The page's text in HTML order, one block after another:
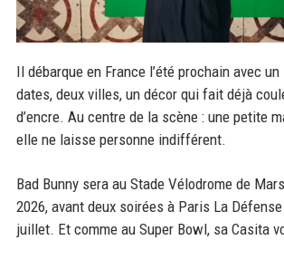
Il débarque en France l’été prochain avec
dates, deux villes, un décor qui fait déjà
d’encre. Au centre de la scène : une petite
elle ne laisse personne indifférent.
Bad Bunny sera au Stade Vélodrome de
2026, avant deux soirées à Paris La
juillet. Et comme au Super Bowl, sa Casita